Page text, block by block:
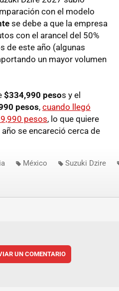
con el modelo
se debe a que la empresa
con el arancel del 50%
de este año (algunas
un mayor volumen
$334,990 pesos y el
pesos, cuando llegó
pesos, lo que quiere
se encareció cerca de
México Suzuki Dzire
UN COMENTARIO